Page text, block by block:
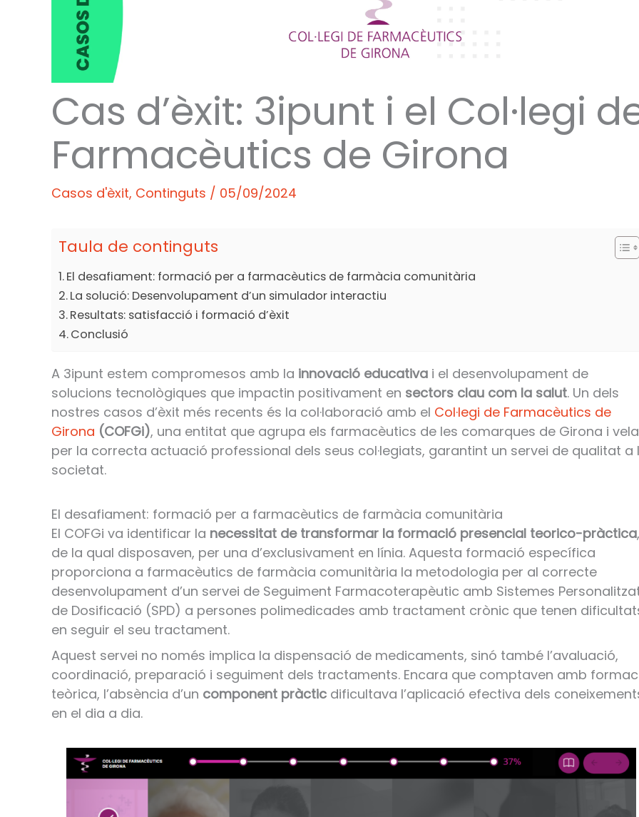
Cas d’èxit: 3ipunt i el Col·legi
Farmacèutics de Girona
Casos d'èxit, Continguts / 05/09/2024
Taula de continguts
El desafiament: formació per a farmacèutics de farmàcia comunitària
La solució: Desenvolupament d’un simulador interactiu
Resultats: satisfacció i formació d’èxit
Conclusió
A 3ipunt estem compromesos amb la innovació educativa i el desenvolupament de
solucions tecnològiques que impactin positivament en sectors clau com la salut. Un dels
nostres casos d’èxit més recents és la col·laboració amb el Col·legi de Farmacèutics de
Girona (COFGi), una entitat que agrupa els farmacèutics de les comarques de Girona i vela
per la correcta actuació professional dels seus col·legiats, garantint un servei de qualitat a
societat.
El desafiament: formació per a farmacèutics de farmàcia comunitària
El COFGi va identificar la necessitat de transformar la formació presencial teorico-pràctica,
de la qual disposaven, per una d’exclusivament en línia. Aquesta formació específica
proporciona a farmacèutics de farmàcia comunitària la metodologia per al correcte
desenvolupament d’un servei de Seguiment Farmacoterapèutic amb Sistemes
de Dosificació (SPD) a persones polimedicades amb tractament crònic que tenen
en seguir el seu tractament.
Aquest servei no només implica la dispensació de medicaments, sinó també l’avaluació,
coordinació, preparació i seguiment dels tractaments. Encara que comptaven amb
teòrica, l’absència d’un component pràctic dificultava l’aplicació efectiva dels
en el dia a dia.